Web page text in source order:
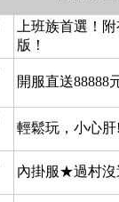
上班族首選！
版！
開服直送88888
輕鬆玩，小心
內掛服★過村